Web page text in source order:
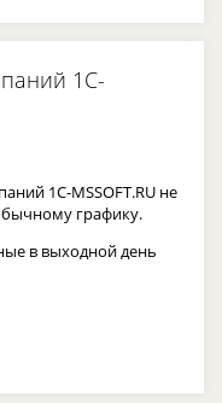
1C-
1C-MSSOFT.RU не
графику.
в выходной день